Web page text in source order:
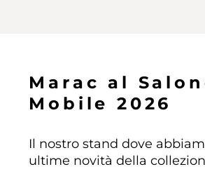
M a r a c a l Sa lo n
Mo b i le 2 026
Il nostro stand dove
ultime novità della